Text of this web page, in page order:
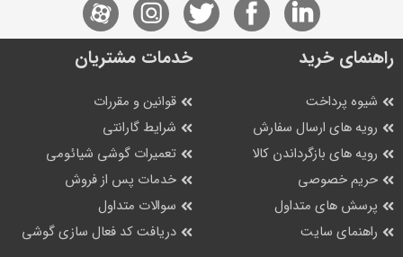
راهنمای خرید
شیوه پرداخت
رویه های ارسال سفارش
رویه های بازگرداندن کالا
حریم خصوصی
پرسش های متداول
راهنمای سایت
خدمات مشتریان
قوانین و مقررات
شرایط گارانتی
تعمیرات گوشی شیائومی
خدمات پس از فروش
سوالات متداول
دریافت کد فعال سازی گوشی